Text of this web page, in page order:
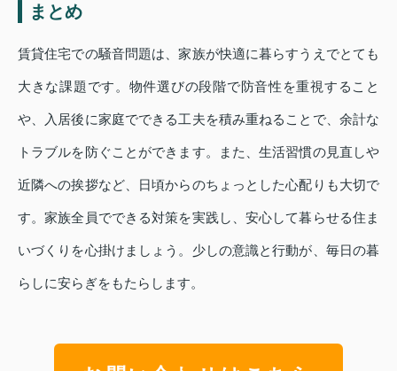
まとめ
賃貸住宅での騒音問題は、家族が快適に暮らすうえでとても
大きな課題です。物件選びの段階で防音性を重視すること
や、入居後に家庭でできる工夫を積み重ねることで、余計な
トラブルを防ぐことができます。また、生活習慣の見直しや
近隣への挨拶など、日頃からのちょっとした心配りも大切で
す。家族全員でできる対策を実践し、安心して暮らせる住ま
いづくりを心掛けましょう。少しの意識と行動が、毎日の暮
らしに安らぎをもたらします。